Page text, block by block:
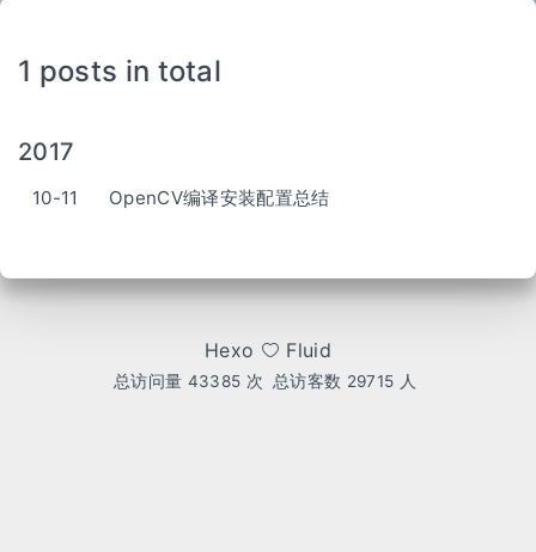
1 posts in total
2017
10-11 OpenCV编译安装配置总结
Hexo Fluid
总访问量 43385 次 总访客数 29715 人